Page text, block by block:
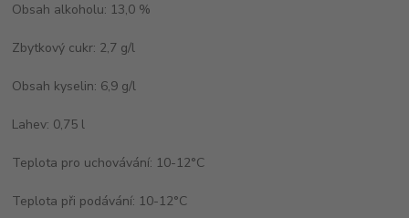
Obsah alkoholu: 13,0 %
Zbytkový cukr: 2,7 g/l
Obsah kyselin: 6,9 g/l
Lahev: 0,75 l
Teplota pro uchovávání: 10-12°C
Teplota při podávání: 10-12°C